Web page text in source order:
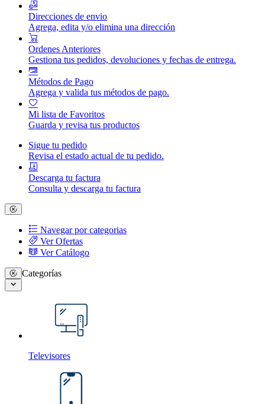
Direcciones de envio
Agrega, edita y/o elimina una dirección
Ordenes Anteriores
Gestiona tus pedidos, devoluciones y fechas de entrega.
Métodos de Pago
Agrega y valida tus métodos de pago.
Mi lista de Favoritos
Guarda y revisa tus productos
Sigue tu pedido
Revisa el estado actual de tu pedido.
Descarga tu factura
Consulta y descarga tu factura
Navegar por categorias
Ver Ofertas
Ver Catálogo
Categorías
Televisores